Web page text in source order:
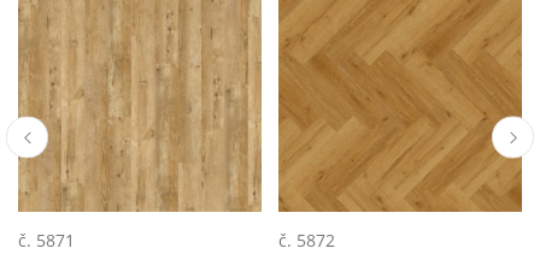
č. 5871 č. 5872